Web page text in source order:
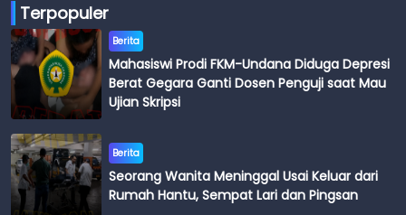
Terpopuler
Berita
Mahasiswi Prodi FKM-Undana Diduga Depresi
Berat Gegara Ganti Dosen Penguji saat Mau
Ujian Skripsi
Berita
Seorang Wanita Meninggal Usai Keluar dari
Rumah Hantu, Sempat Lari dan Pingsan